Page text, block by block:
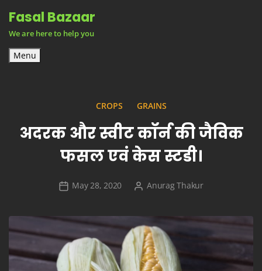
content
Fasal Bazaar
We are here to help you
Menu
CROPS GRAINS
अदरक और स्वीट कॉर्न की जैविक
फसल एवं केस स्टडी।
May 28, 2020 Anurag Thakur